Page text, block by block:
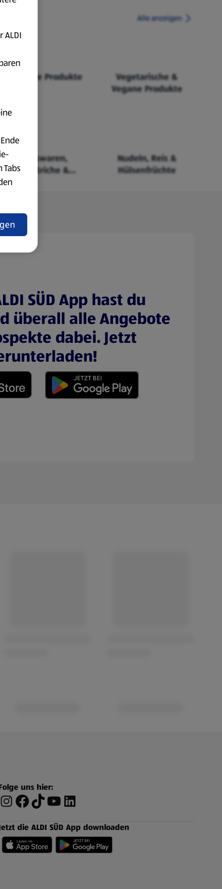
Alle anzeigen
Fairtrade Produkte
Vegetarische &
Vegane Produkte
Backwaren,
Aufstriche &
Nudeln, Reis &
Hülsenfrüchte
SÜD App hast du
überall alle Angebote
dabei. Jetzt
uns hier:
die ALDI SÜD App downloaden
ALDI